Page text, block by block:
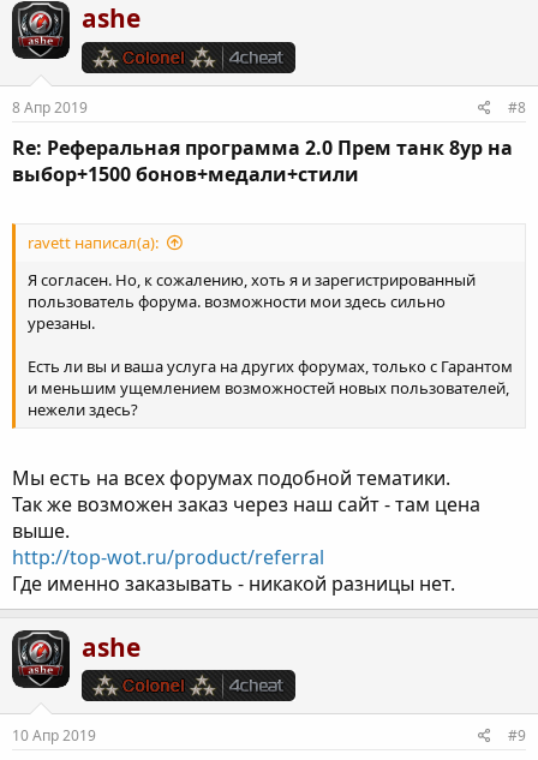
ashe
8 Апр 2019 #8
Re: Реферальная программа 2.0 Прем танк 8ур на
выбор+1500 бонов+медали+стили
ravett написал(а):
Я согласен. Но, к сожалению, хоть я и зарегистрированный
пользователь форума. возможности мои здесь сильно
урезаны.
Есть ли вы и ваша услуга на других форумах, только с Гарантом
и меньшим ущемлением возможностей новых пользователей,
нежели здесь?
Мы есть на всех форумах подобной тематики.
Так же возможен заказ через наш сайт - там цена
выше.
http://top-wot.ru/product/referral
Где именно заказывать - никакой разницы нет.
ashe
10 Апр 2019 #9